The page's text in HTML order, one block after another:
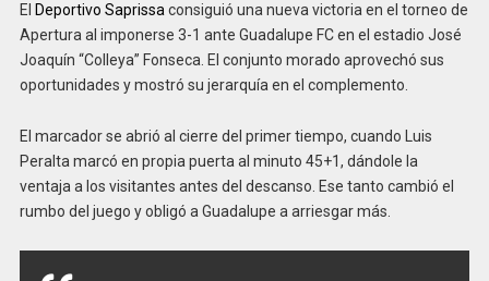
El Deportivo Saprissaconsiguió una nueva victoria en el torneo de
Apertura al imponerse 3-1 ante Guadalupe FC en el estadio José
Joaquín “Colleya” Fonseca. El conjunto morado aprovechó sus
oportunidades y mostró su jerarquía en el complemento.
El marcador se abrió al cierre del primer tiempo, cuando Luis
Peralta marcó en propia puerta al minuto 45+1, dándole la
ventaja a los visitantes antes del descanso. Ese tanto cambió el
rumbo del juego y obligó a Guadalupe a arriesgar más.